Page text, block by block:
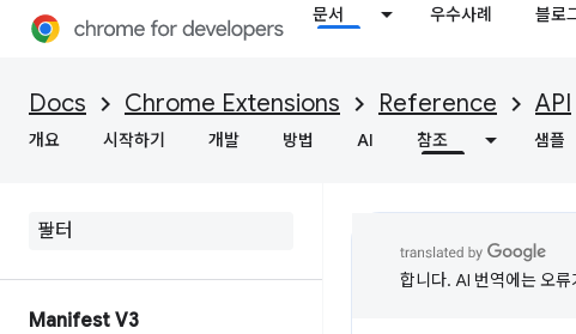
문서 우수사례 블로
Docs Chrome Extensions Reference API
개요 시작하기 개발 방법 AI 참조 샘플
Manifest V3
합니다. AI 번역에는 오